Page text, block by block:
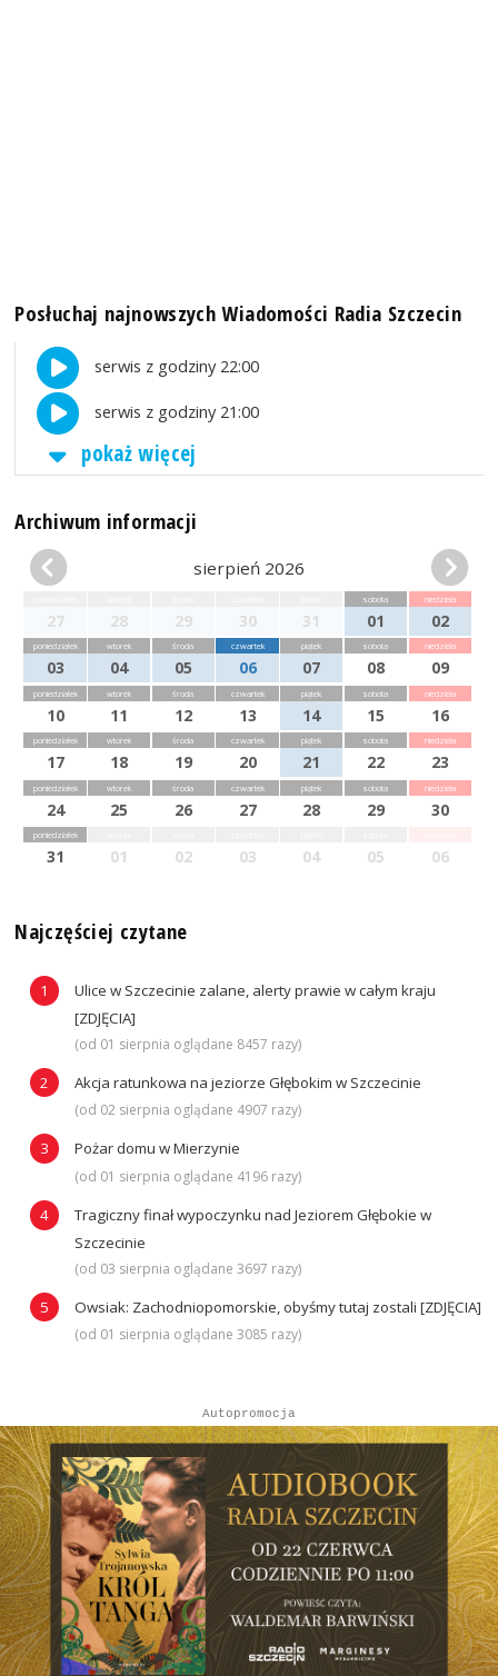
Posłuchaj najnowszych Wiadomości Radia Szczecin
serwis z godziny 22:00
serwis z godziny 21:00
pokaż więcej
Archiwum informacji
sierpień 2026
27 28 29 30 31
sobota
01
niedziela
02
poniedziałek
03
wtorek
04
środa
05
czwartek
06
piątek
07
sobota
08
niedziela
09
poniedziałek
10
wtorek
11
środa
12
czwartek
13
piątek
14
sobota
15
niedziela
16
poniedziałek
17
wtorek
18
środa
19
czwartek
20
piątek
21
sobota
22
niedziela
23
poniedziałek
24
wtorek
25
środa
26
czwartek
27
piątek
28
sobota
29
niedziela
30
poniedziałek
31 01 02 03 04 05 06
Najczęściej czytane
Ulice w Szczecinie zalane, alerty prawie w całym kraju
[ZDJĘCIA]
(od 01 sierpnia oglądane 8457 razy)
Akcja ratunkowa na jeziorze Głębokim w Szczecinie
(od 02 sierpnia oglądane 4907 razy)
Pożar domu w Mierzynie
(od 01 sierpnia oglądane 4196 razy)
Tragiczny finał wypoczynku nad Jeziorem Głębokie w
Szczecinie
(od 03 sierpnia oglądane 3697 razy)
Owsiak: Zachodniopomorskie, obyśmy tutaj zostali [ZDJĘCIA]
(od 01 sierpnia oglądane 3085 razy)
Autopromocja